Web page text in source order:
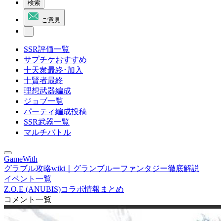
検索
ご意見
SSR評価一覧
サプチケおすすめ
十天衆最終･加入
十賢者最終
理想武器編成
ジョブ一覧
パーティ編成投稿
SSR武器一覧
マルチバトル
GameWith
グラブル攻略wiki｜グランブルーファンタジー徹底解説
イベント一覧
Z.O.E (ANUBIS)コラボ情報まとめ
コメント一覧